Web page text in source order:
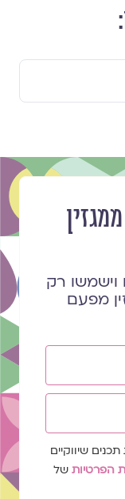
רק
מפעם
שיווקיים
הפרטיות של